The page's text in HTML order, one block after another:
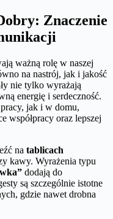
Znaczenie
ważną rolę w naszej
na nastrój, jak i jakość
nie tylko wyrażają
energię i serdeczność.
jak i w domu,
współpracy oraz lepszej
na tablicach
kawy. Wyrażenia typu
dodają do
są szczególnie istotne
gdzie nawet drobna